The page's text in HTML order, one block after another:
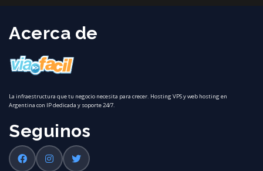
Acerca de
La infraestructura que tu negocio necesita para crecer. Hosting VPS y web hosting en
Argentina con IP dedicada y soporte 24/7.
Seguinos